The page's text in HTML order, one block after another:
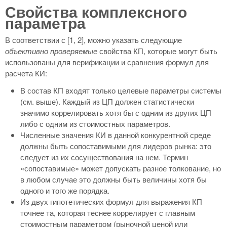
Свойства комплексного
параметра
В соответствии с [1, 2], можно указать следующие
объективно проверяемыесвойства КП, которые могут быть
использованы для верификации и сравнения формул для
расчета КИ:
В состав КП входят только целевые параметры системы
(см. выше). Каждый из ЦП должен статистически
значимо коррелировать хотя бы с одним из других ЦП
либо с одним из стоимостных параметров.
Численные значения КИ в данной конкурентной среде
должны быть сопоставимыми для лидеров рынка: это
следует из их сосуществования на нем. Термин
«сопоставимые» может допускать разное толкование, но
в любом случае это должны быть величины хотя бы
одного и того же порядка.
Из двух гипотетических формул для выражения КП
точнее та, которая теснее коррелирует с главным
стоимостным параметром (рыночной ценой или